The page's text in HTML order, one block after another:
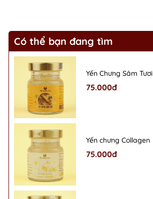
Có thể bạn đang tìm
Yến Chưng Sâm Tươi
75.000đ
Yến chưng Collagen
75.000đ